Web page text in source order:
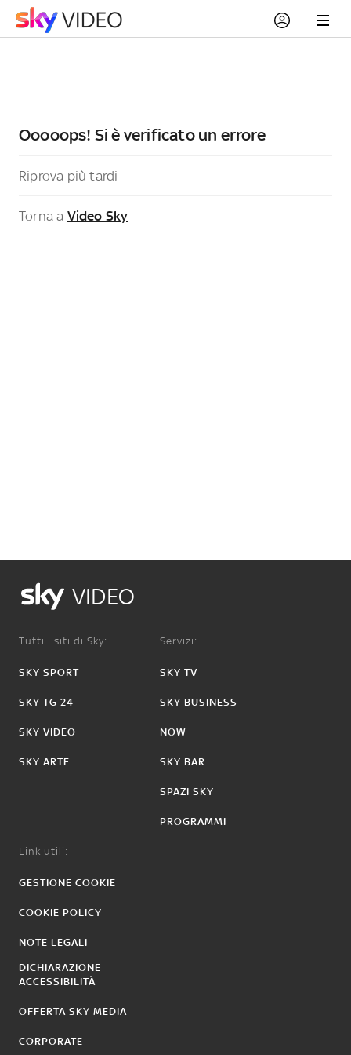
Ooooops! Si è verificato un errore
Riprova più tardi
Torna a Video Sky
VIDEO
Tutti i siti di Sky:
SKY SPORT
SKY TG 24
SKY VIDEO
SKY ARTE
Servizi:
SKY TV
SKY BUSINESS
NOW
SKY BAR
SPAZI SKY
PROGRAMMI
Link utili:
GESTIONE COOKIE
COOKIE POLICY
NOTE LEGALI
DICHIARAZIONE
ACCESSIBILITÀ
OFFERTA SKY MEDIA
CORPORATE